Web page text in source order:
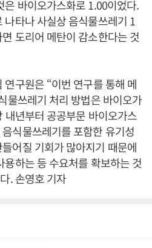
은 바이오가스화로 1.00이었다.
나타나 사실상 음식물쓰레기 1
도리어 메탄이 감소한다는 것
구원은 “이번 연구를 통해 메
물쓰레기 처리 방법은 바이오가
내년부터 공공부문 바이오가스
식물쓰레기를 포함한 유기성
어질 기회가 많아지기 때문에
하는 등 수요처를 확보하는 것
. 손영호 기자